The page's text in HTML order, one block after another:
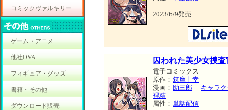
コミックヴァルキリー
ゲーム・アニメ
他社OVA
フィギュア・グッズ
書籍・その他
ダウンロード販売
2023/6/9発売
囚われた美少女捜
電子コミックス
原作： 筑摩十幸
漫画： 助三郎
キャラ
裡精
属性： 単話配信